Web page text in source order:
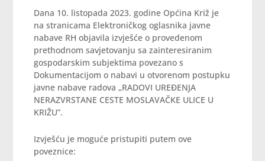
Dana 10. listopada 2023. godine Općina Križ je
na stranicama Elektroničkog oglasnika javne
nabave RH objavila izvješće o provedenom
prethodnom savjetovanju sa zainteresiranim
gospodarskim subjektima povezano s
Dokumentacijom o nabavi u otvorenom postupku
javne nabave radova „RADOVI UREĐENJA
NERAZVRSTANE CESTE MOSLAVAČKE ULICE U
KRIŽU”.
Izvješću je moguće pristupiti putem ove
poveznice: